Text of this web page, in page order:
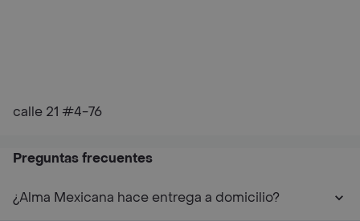
calle 21 #4-76
Preguntas frecuentes
¿Alma Mexicana hace entrega a domicilio?